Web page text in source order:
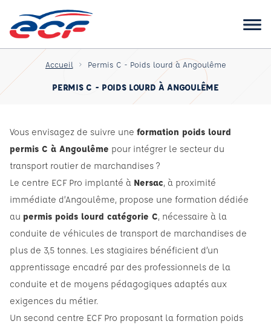
Accueil Permis C - Poids lourd à Angoulême
PERMIS C - POIDS LOURD À ANGOULÊME
Vous envisagez de suivre une formation poids lourd
permis C à Angoulême pour intégrer le secteur du
transport routier de marchandises ?
Le centre ECF Pro implanté à Nersac, à proximité
immédiate d’Angoulême, propose une formation dédiée
au permis poids lourd catégorie C, nécessaire à la
conduite de véhicules de transport de marchandises de
plus de 3,5 tonnes. Les stagiaires bénéficient d’un
apprentissage encadré par des professionnels de la
conduite et de moyens pédagogiques adaptés aux
exigences du métier.
Un second centre ECF Pro proposant la formation poids